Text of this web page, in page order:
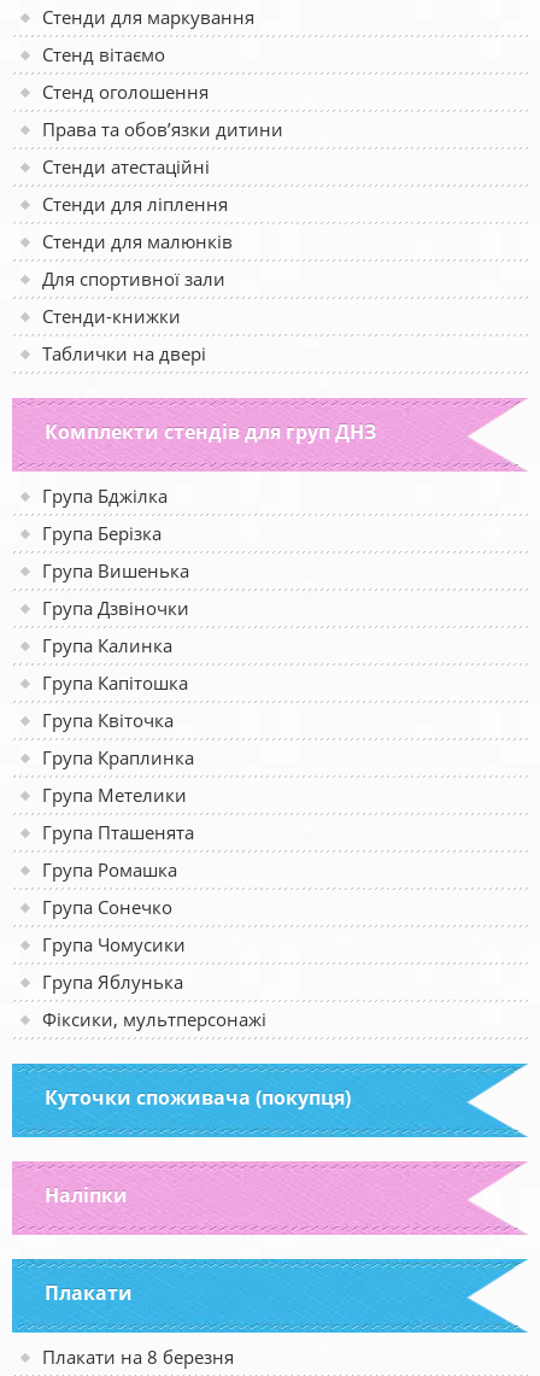
Стенди для маркування
Стенд вітаємо
Стенд оголошення
Права та обов’язки дитини
Стенди атестаційні
Стенди для ліплення
Стенди для малюнків
Для спортивної зали
Стенди-книжки
Таблички на двері
Комплекти стендів для груп ДНЗ
Група Бджілка
Група Берізка
Група Вишенька
Група Дзвіночки
Група Калинка
Група Капітошка
Група Квіточка
Група Краплинка
Група Метелики
Група Пташенята
Група Ромашка
Група Сонечко
Група Чомусики
Група Яблунька
Фіксики, мультперсонажі
Куточки споживача (покупця)
Наліпки
Плакати
Плакати на 8 березня